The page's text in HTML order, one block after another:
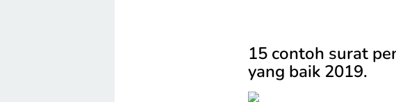
15 contoh surat
yang baik 2019.